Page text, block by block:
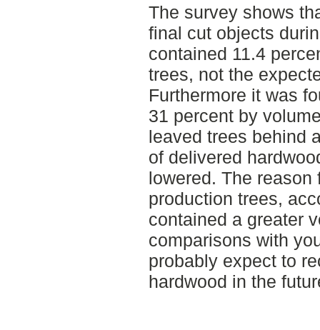
The survey shows
final cut objects
contained 11.4
trees, not the
Furthermore it was
31 percent by
leaved trees behind
of delivered
lowered. The
production trees,
contained a greater
comparisons with
probably expect to
hardwood in the